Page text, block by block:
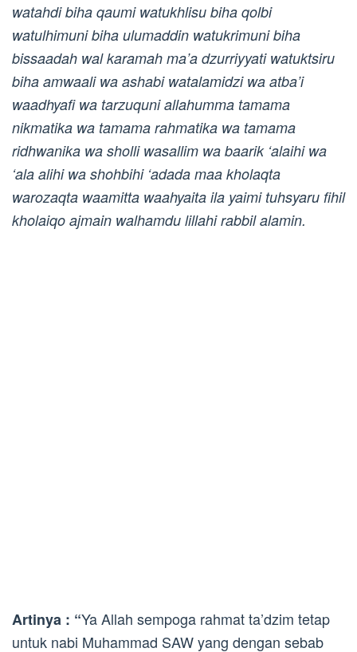
watahdi biha qaumi watukhlisu biha qolbi
watulhimuni biha ulumaddin watukrimuni biha
bissaadah wal karamah ma’a dzurriyyati watuktsiru
biha amwaali wa ashabi watalamidzi wa atba’i
waadhyafi wa tarzuquni allahumma tamama
nikmatika wa tamama rahmatika wa tamama
ridhwanika wa sholli wasallim wa baarik ‘alaihi wa
‘ala alihi wa shohbihi ‘adada maa kholaqta
warozaqta waamitta waahyaita ila yaimi tuhsyaru fihil
kholaiqo ajmain walhamdu lillahi rabbil alamin.
Artinya : “Ya Allah sempoga rahmat ta’dzim tetap
untuk nabi Muhammad SAW yang dengan sebab